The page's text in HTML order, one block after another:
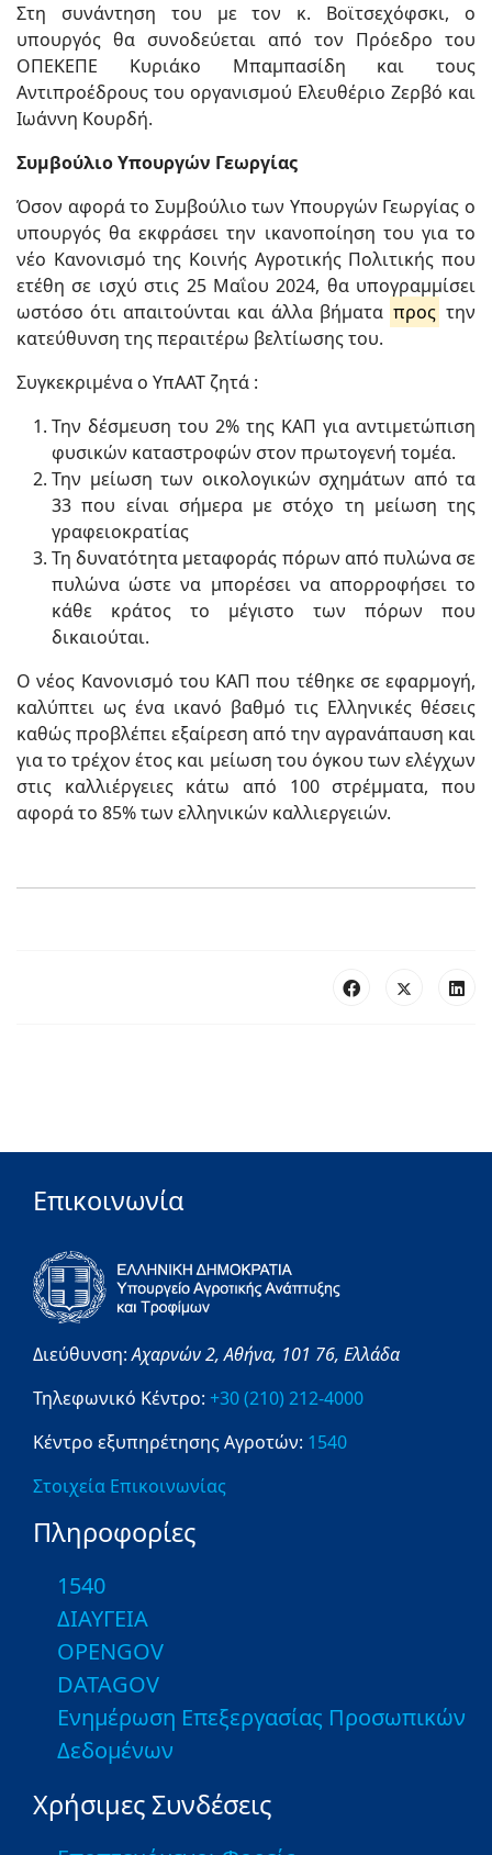
Στη συνάντηση του με τον κ. Βοϊτσεχόφσκι, ο
υπουργός θα συνοδεύεται από τον Πρόεδρο του
ΟΠΕΚΕΠΕ Κυριάκο Μπαμπασίδη και τους
Αντιπροέδρους του οργανισμού Ελευθέριο Ζερβό και
Ιωάννη Κουρδή.
Συμβούλιο Υπουργών Γεωργίας
Όσον αφορά το Συμβούλιο των Υπουργών Γεωργίας ο
υπουργός θα εκφράσει την ικανοποίηση του για το
νέο Κανονισμό της Κοινής Αγροτικής Πολιτικής που
ετέθη σε ισχύ στις 25 Μαΐου 2024, θα υπογραμμίσει
ωστόσο ότι απαιτούνται και άλλα βήματα προς την
κατεύθυνση της περαιτέρω βελτίωσης του.
Συγκεκριμένα ο ΥπΑΑΤ ζητά :
Την δέσμευση του 2% της ΚΑΠ για αντιμετώπιση
φυσικών καταστροφών στον πρωτογενή τομέα.
Την μείωση των οικολογικών σχημάτων από τα
33 που είναι σήμερα με στόχο τη μείωση της
γραφειοκρατίας
Τη δυνατότητα μεταφοράς πόρων από πυλώνα σε
πυλώνα ώστε να μπορέσει να απορροφήσει το
κάθε κράτος το μέγιστο των πόρων που
δικαιούται.
Ο νέος Κανονισμό του ΚΑΠ που τέθηκε σε εφαρμογή,
καλύπτει ως ένα ικανό βαθμό τις Ελληνικές θέσεις
καθώς προβλέπει εξαίρεση από την αγρανάπαυση και
για το τρέχον έτος και μείωση του όγκου των ελέγχων
στις καλλιέργειες κάτω από 100 στρέμματα, που
αφορά το 85% των ελληνικών καλλιεργειών.
Επικοινωνία
Διεύθυνση:Αχαρνών 2,Αθήνα, 101 76, Ελλάδα
Τηλεφωνικό Κέντρο: +30 (210) 212-4000
Κέντρο εξυπηρέτησης Αγροτών: 1540
Στοιχεία Επικοινωνίας
Πληροφορίες
1540
ΔΙΑΥΓΕΙΑ
OPENGOV
DATAGOV
Ενημέρωση Επεξεργασίας Προσωπικών
Δεδομένων
Χρήσιμες Συνδέσεις